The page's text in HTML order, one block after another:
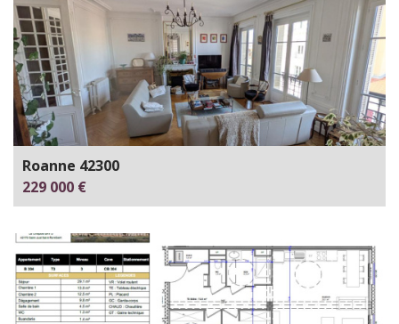
Roanne 42300
229 000 €